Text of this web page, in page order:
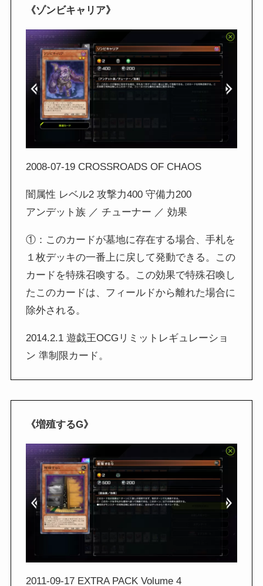
《ゾンビキャリア》
2008-07-19 CROSSROADS OF CHAOS
闇属性 レベル2 攻撃力400 守備力200
アンデット族 ／ チューナー ／ 効果
①：このカードが墓地に存在する場合、手札を
１枚デッキの一番上に戻して発動できる。この
カードを特殊召喚する。この効果で特殊召喚し
たこのカードは、フィールドから離れた場合に
除外される。
2014.2.1 遊戯王OCGリミットレギュレーショ
ン 準制限カード。
《増殖するG》
2011-09-17 EXTRA PACK Volume 4